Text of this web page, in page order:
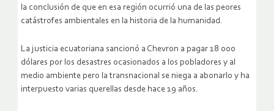
la conclusión de que en esa región ocurrió una de las peores
catástrofes ambientales en la historia de la humanidad.
La justicia ecuatoriana sancionó a Chevron a pagar 18 000
dólares por los desastres ocasionados a los pobladores y al
medio ambiente pero la transnacional se niega a abonarlo y ha
interpuesto varias querellas desde hace 19 años.